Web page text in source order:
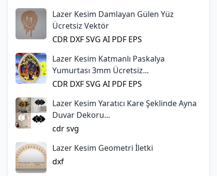
Lazer Kesim Damlayan Gülen Yüz
Ücretsiz Vektör
CDR DXFSVG AI PDF EPS
Lazer Kesim Katmanlı Paskalya
Yumurtası 3mm Ücretsiz...
CDR DXFSVG AI PDF EPS
Lazer Kesim Yaratıcı Kare Şeklinde Ayna
Duvar Dekoru...
cdrsvg
Lazer Kesim Geometri İletki
dxf